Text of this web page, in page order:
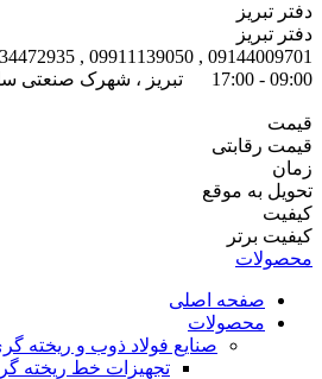
دفتر تبریز
دفتر تبریز
09144009701 , 09911139050 , 04134472935
09:00 - 17:00
تبریز ، شهرک صنعتی
قیمت
قیمت رقابتی
زمان
تحویل به موقع
کیفیت
کیفیت برتر
محصولات
صفحه اصلی
محصولات
صنایع فولاد ذوب و ریخته
تجهیزات خط ریخته